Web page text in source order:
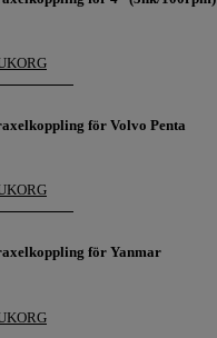
för Volvo Penta
för Yanmar